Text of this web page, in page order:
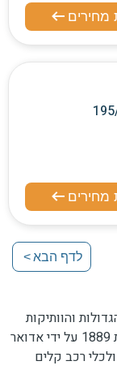
מחירים
מחירים
לדף הבא>
והוותיקות
בעולם. החברה, שמקורה בצרפת, הוקמה בשנת 1889 על ידי אדואר
רכב קלים